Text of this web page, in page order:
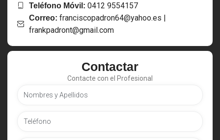
Teléfono Móvil: 0412 9554157
Correo: franciscopadron64@yahoo.es |
frankpadront@gmail.com
Contactar
Contacte con el Profesional